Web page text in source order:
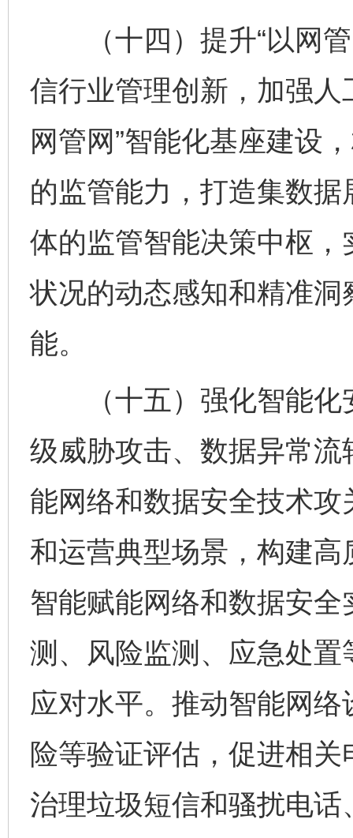
（十四）提升“以网管
信行业管理创新，加强人
网管网”智能化基座建设
的监管能力，打造集数
体的监管智能决策中枢
状况的动态感知和精准
能。
（十五）强化智能化
级威胁攻击、数据异常
能网络和数据安全技术
和运营典型场景，构建
智能赋能网络和数据安
测、风险监测、应急处
应对水平。推动智能网
险等验证评估，促进相
治理垃圾短信和骚扰电